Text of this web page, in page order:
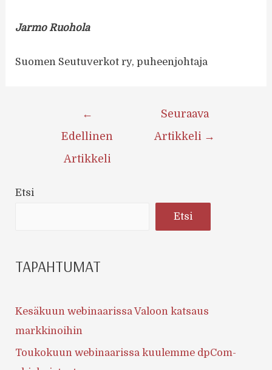
Jarmo Ruohola
Suomen Seutuverkot ry, puheenjohtaja
←
Edellinen
Artikkeli
Seuraava
Artikkeli →
Etsi
Etsi
TAPAHTUMAT
Kesäkuun webinaarissa Valoon katsaus
markkinoihin
Toukokuun webinaarissa kuulemme dpCom-